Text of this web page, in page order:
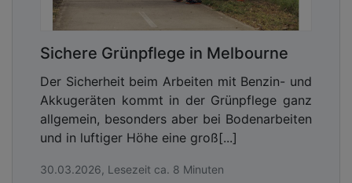
Sichere Grünpflege in Melbourne
Der Sicherheit beim Arbeiten mit Benzin- und
Akkugeräten kommt in der Grünpflege ganz
allgemein, besonders aber bei Bodenarbeiten
und in luftiger Höhe eine groß[...]
30.03.2026, Lesezeit ca. 8 Minuten